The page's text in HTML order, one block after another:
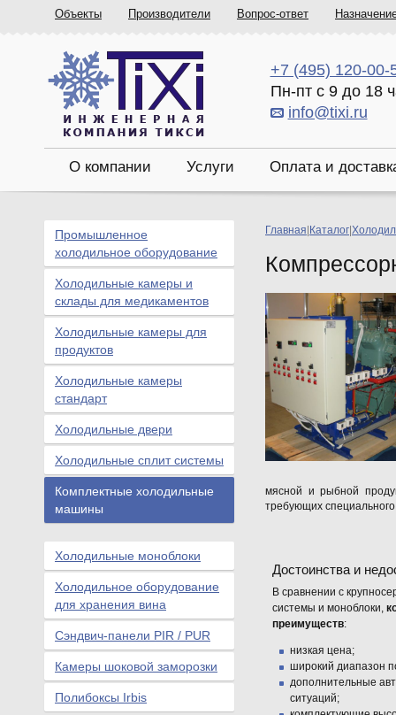
Объекты Производители Вопрос-ответ
+7 (495) 120-00-
Пн-пт с 9 до 18
info@tixi.ru
О компании Услуги Оплата и
Главная Каталог
мясной и рыбной
требующих
Достоинства и
В сравнении с
системы и моноблоки,
преимуществ:
низкая цена;
широкий диапазон
дополнительные
ситуаций;
Промышленное
холодильное оборудование
Холодильные камеры и
склады для медикаментов
Холодильные камеры для
продуктов
Холодильные камеры
стандарт
Холодильные двери
Холодильные сплит системы
Комплектные холодильные
машины
Холодильные моноблоки
Холодильное оборудование
для хранения вина
Сэндвич-панели PIR / PUR
Камеры шоковой заморозки
Полибоксы Irbis